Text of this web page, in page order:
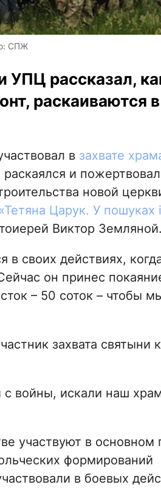
СПЖ
УПЦ рассказал,
раскаиваются в
в захвате
и
новой
Царук. У пошуках
Виктор Земляной.
в своих действиях,
он принес
– 50 соток – чтобы
захвата святыни
войны, искали наш
участвуют в основном
формирований
в боевых